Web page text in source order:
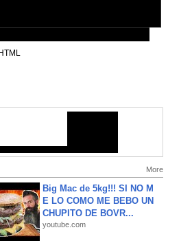
HTML
More
Big Mac de 5kg!!! SI NO M
E LO COMO ME BEBO UN
CHUPITO DE BOVR...
youtube.com